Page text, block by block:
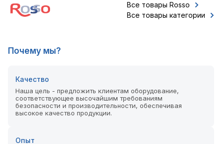
Все товары Rosso
Все товары категории
Почему мы?
Качество
Наша цель - предложить клиентам оборудование,
соответствующее высочайшим требованиям
безопасности и производительности, обеспечивая
высокое качество продукции.
Опыт